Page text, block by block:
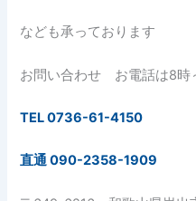
なども承っております
お問い合わせ お電話は8時
TEL 0736-61-4150
直通 090-2358-1909